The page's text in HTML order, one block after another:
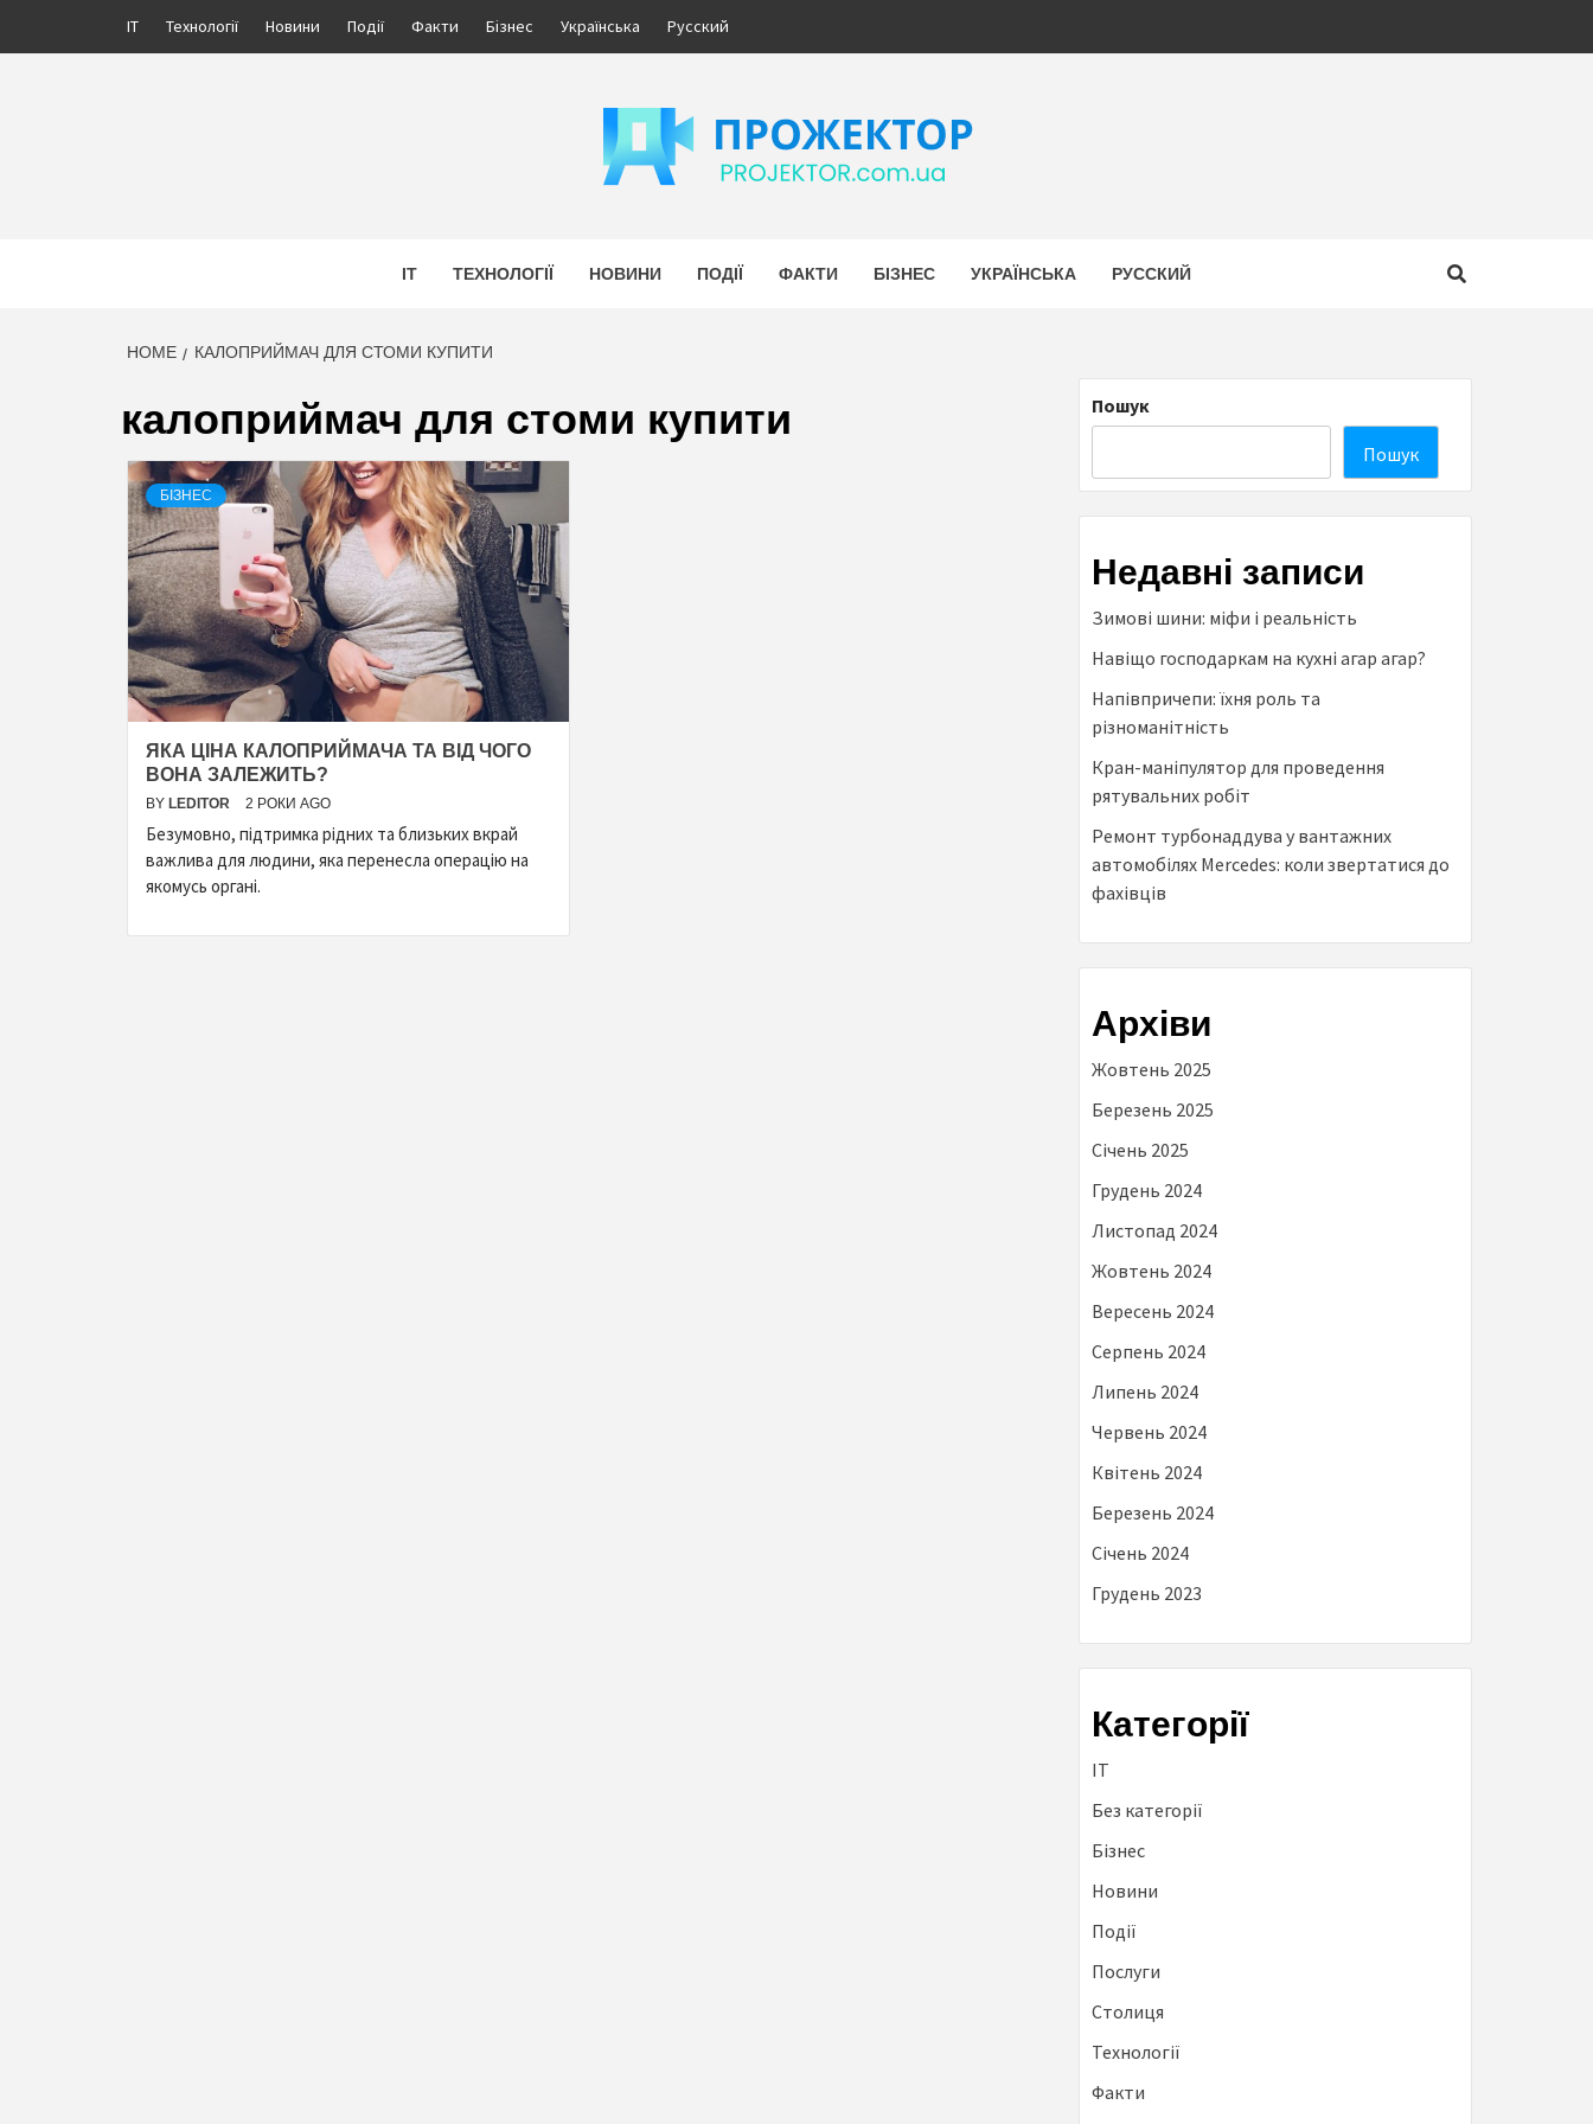
IT Технології Новини Події Факти Бізнес Українська Русский
ПРОЖЕКТОР
IT ТЕХНОЛОГІЇ НОВИНИ ПОДІЇ ФАКТИ БІЗНЕС УКРАЇНСЬКА РУССКИЙ
HOME КАЛОПРИЙМАЧ ДЛЯ СТОМИ КУПИТИ
калоприймач для стоми купити
БІЗНЕС
ЯКА ЦІНА КАЛОПРИЙМАЧА ТА ВІД ЧОГО
ВОНА ЗАЛЕЖИТЬ?
BY LEDITOR 2 РОКИ AGO
Безумовно, підтримка рідних та близьких вкрай
важлива для людини, яка перенесла операцію на
якомусь органі.
Пошук
Пошук
Недавні записи
Зимові шини: міфи і реальність
Навіщо господаркам на кухні агар агар?
Напівпричепи: їхня роль та
різноманітність
Кран-маніпулятор для проведення
рятувальних робіт
Ремонт турбонаддува у вантажних
автомобілях Mercedes: коли звертатися до
фахівців
Архіви
Жовтень 2025
Березень 2025
Січень 2025
Грудень 2024
Листопад 2024
Жовтень 2024
Вересень 2024
Серпень 2024
Липень 2024
Червень 2024
Квітень 2024
Березень 2024
Січень 2024
Грудень 2023
Категорії
IT
Без категорії
Бізнес
Новини
Події
Послуги
Столиця
Технології
Факти